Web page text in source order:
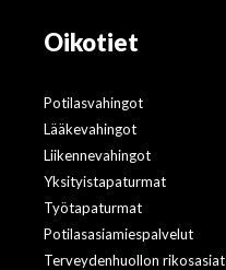
Oikotiet
Potilasvahingot
Lääkevahingot
Liikennevahingot
Yksityistapaturmat
Työtapaturmat
Potilasasiamiespalvelut
Terveydenhuollon rikosasiat